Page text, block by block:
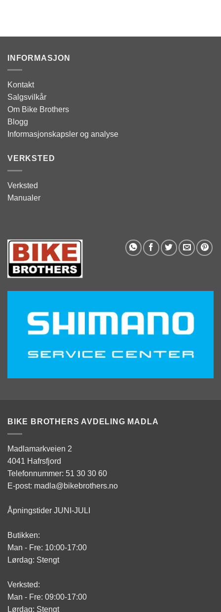
INFORMASJON
Kontakt
Salgsvilkår
Om Bike Brothers
Blogg
Informasjonskapsler og analyse
VERKSTED
Verksted
Manualer
BIKE BROTHERS AVDELING MADLA
Madlamarkveien 2
4041 Hafrsfjord
Telefonnummer: 51 30 30 60
E-post: madla@bikebrothers.no
Åpningstider JUNI-JULI
Butikken:
Man - Fre: 10:00-17:00
Lørdag: Stengt
Verksted:
Man - Fre: 09:00-17:00
Lørdag: Stengt